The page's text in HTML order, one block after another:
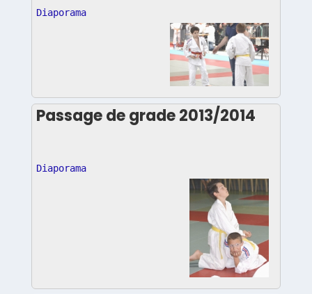
Diaporama
Passage de grade 2013/2014
Diaporama